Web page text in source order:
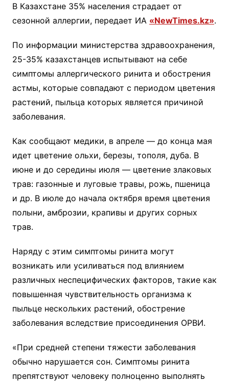
В Казахстане 35% населения страдает от
сезонной аллергии, передает ИА «NewTimes.kz».
По информации министерства здравоохранения,
25-35% казахстанцев испытывают на себе
симптомы аллергического ринита и обострения
астмы, которые совпадают с периодом цветения
растений, пыльца которых является причиной
заболевания.
Как сообщают медики, в апреле — до конца мая
идет цветение ольхи, березы, тополя, дуба. В
июне и до середины июля — цветение злаковых
трав: газонные и луговые травы, рожь, пшеница
и др. В июле до начала октября время цветения
полыни, амброзии, крапивы и других сорных
трав.
Наряду с этим симптомы ринита могут
возникать или усиливаться под влиянием
различных неспецифических факторов, такие как
повышенная чувствительность организма к
пыльце нескольких растений, обострение
заболевания вследствие присоединения ОРВИ.
«При средней степени тяжести заболевания
обычно нарушается сон. Симптомы ринита
препятствуют человеку полноценно выполнять